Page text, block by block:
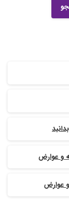
و عوارض
عوارض